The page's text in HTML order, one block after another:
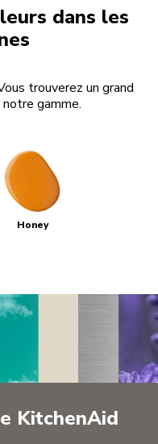
dans les
trouverez un grand
gamme.
Honey
KitchenAid